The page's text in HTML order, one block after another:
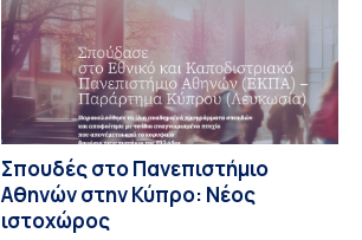
Σπουδές στο Πανεπιστήμιο
Αθηνών στην Κύπρο: Νέος
ιστοχώρος